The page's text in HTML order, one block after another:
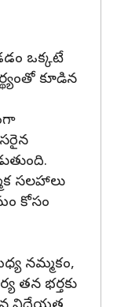
ఒక్కటే
కూడిన
సలహాలు
కోసం
నమ్మకం,
తన భర్తకు